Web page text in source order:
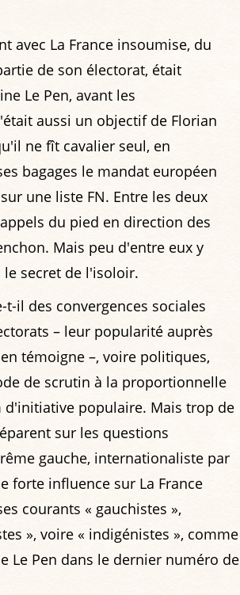
avec La France insoumise, du
de son électorat, était
Le Pen, avant les
aussi un objectif de Florian
ne fît cavalier seul, en
bagages le mandat européen
une liste FN. Entre les deux
du pied en direction des
Mais peu d'entre eux y
secret de l'isoloir.
t-il des convergences sociales
– leur popularité auprès
témoigne –, voire politiques,
de scrutin à la proportionnelle
d'initiative populaire. Mais trop de
sur les questions
gauche, internationaliste par
forte influence sur La France
courants « gauchistes »,
», voire « indigénistes », comme
Le Pen dans le dernier numéro de